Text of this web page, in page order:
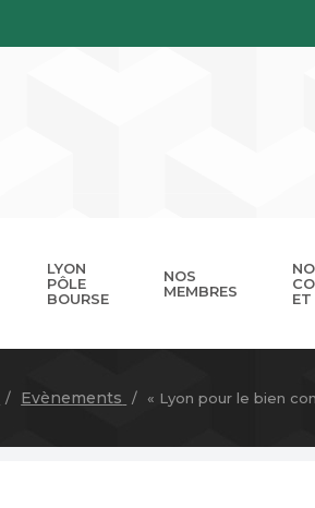
La gouvernance Les
LYON
PÔLE
BOURSE
Présentation
NOS
MEMBRES
Annuaire Devenir
Evènements « Lyon pour le bien